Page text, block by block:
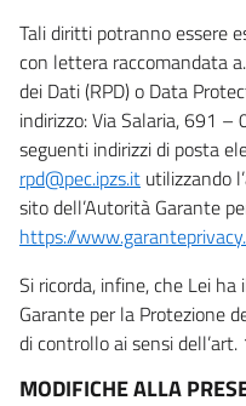
Tali diritti potranno essere
con lettera raccomandata
dei Dati (RPD) o Data
indirizzo: Via Salaria, 691
seguenti indirizzi di posta
rpd@pec.ipzs.it utilizzando
sito dell’Autorità Garante
https://
Si ricorda, infine, che Lei
Garante per la Protezione
di controllo ai sensi
MODIFICHE ALLA